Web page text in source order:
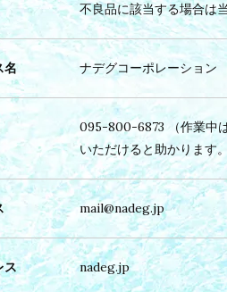
不良品に該当する場合は
名 ナデグコーポレーション
095-800-6873 （作業中
いただけると助かります。
mail@nadeg.jp
ス nadeg.jp